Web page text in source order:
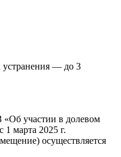
устранения — до 3
«Об участии в долевом
марта 2025 г.
осуществляется